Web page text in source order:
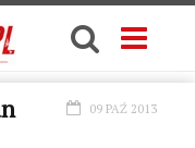
09 PAŹ 2013